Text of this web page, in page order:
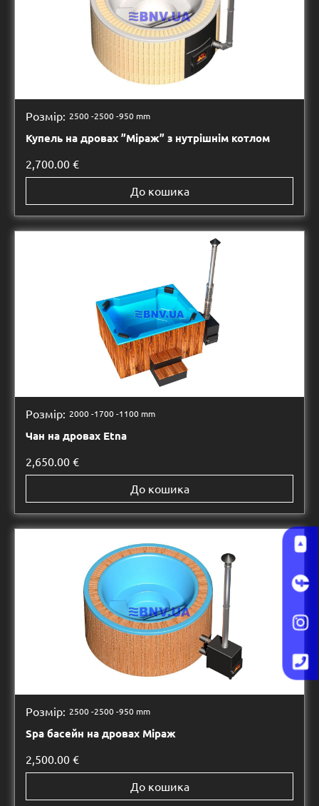
Розмір: 2500 -2500 -950 mm
Купель на дровах ”Міраж” з нутрішнім котлом
2,700.00 €
До кошика
Розмір: 2000 -1700 -1100 mm
Чан на дровах Etna
2,650.00 €
До кошика
Розмір: 2500 -2500 -950 mm
Spa басейн на дровах Міраж
2,500.00 €
До кошика